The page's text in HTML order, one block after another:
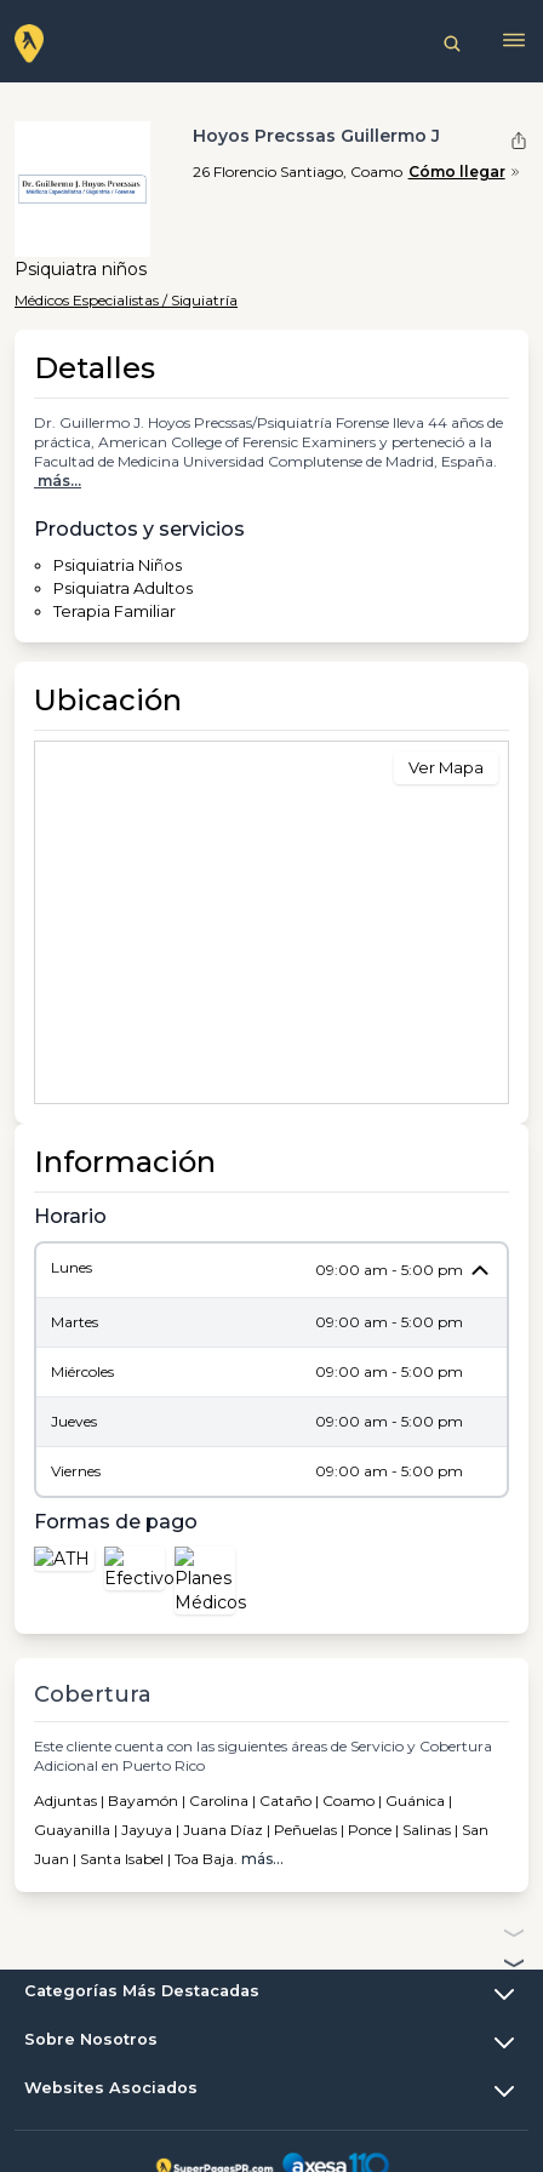
Hoyos Precssas Guillermo J
26 Florencio Santiago, Coamo Cómo llegar
Psiquiatra niños
Médicos Especialistas / Siquiatría
Detalles
Dr. Guillermo J. Hoyos Precssas/Psiquiatría Forense lleva 44 años de
práctica, American College of Ferensic Examiners y perteneció a la
Facultad de Medicina Universidad Complutense de Madrid, España.
más...
Productos y servicios
Psiquiatria Niños
Psiquiatra Adultos
Terapia Familiar
Ubicación
Ver Mapa
Información
Horario
Lunes 09:00 am - 5:00 pm
Martes 09:00 am - 5:00 pm
Miércoles 09:00 am - 5:00 pm
Jueves 09:00 am - 5:00 pm
Viernes 09:00 am - 5:00 pm
Formas de pago
Cobertura
Este cliente cuenta con las siguientes áreas de Servicio y Cobertura
Adicional en Puerto Rico
Adjuntas | Bayamón | Carolina | Cataño | Coamo | Guánica |
Guayanilla | Jayuya | Juana Díaz | Peñuelas | Ponce | Salinas | San
Juan | Santa Isabel | Toa Baja. más...
Categorías Más Destacadas
Sobre Nosotros
Websites Asociados